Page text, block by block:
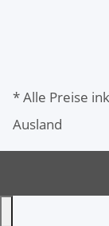
* Alle Preise
Ausland